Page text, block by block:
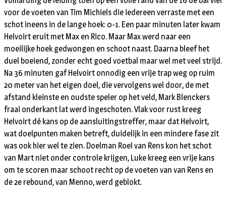
voor de voeten van Tim Michiels die iedereen verraste met een
schot ineens in de lange hoek: 0-1. Een paar minuten later kwam
Helvoirt eruit met Max en Rico. Maar Max werd naar een
moeilijke hoek gedwongen en schoot naast. Daarna bleef het
duel boeiend, zonder echt goed voetbal maar wel met veel strijd.
Na 36 minuten gaf Helvoirt onnodig een vrije trap weg op ruim
20 meter van het eigen doel, die vervolgens wel door, de met
afstand kleinste en oudste speler op het veld, Mark Blenckers
fraai onderkant lat werd ingeschoten. Vlak voor rust kreeg
Helvoirt dé kans op de aansluitingstreffer, maar dat Helvoirt,
wat doelpunten maken betreft, duidelijk in een mindere fase zit
was ook hier wel te zien. Doelman Roel van Rens kon het schot
van Mart niet onder controle krijgen, Luke kreeg een vrije kans
om te scoren maar schoot recht op de voeten van van Rens en
de 2e rebound, van Menno, werd geblokt.